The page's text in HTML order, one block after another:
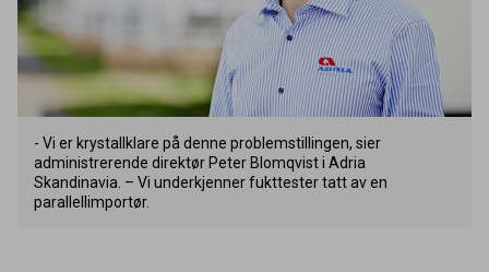
- Vi er krystallklare på denne problemstillingen, sier
administrerende direktør Peter Blomqvist i Adria
Skandinavia. – Vi underkjenner fukttester tatt av en
parallellimportør.